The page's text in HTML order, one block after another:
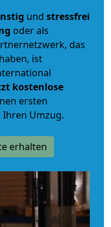
und stressfrei
oder als
das
ist
kostenlose
ersten
Umzug.
erhalten